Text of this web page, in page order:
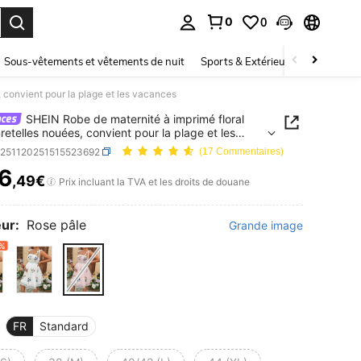
0 0
Sous-vêtements et vêtements de nuit Sports & Extérieur Enfants
convient pour la plage et les vacances
SHEIN Robe de maternité à imprimé floral
nouées, convient pour la plage et les
(17 Commentaires)
AND AVAILABILITY
,49€ Prix incluant la TVA et les droits de douane
Rose pâle Grande image
FR Standard